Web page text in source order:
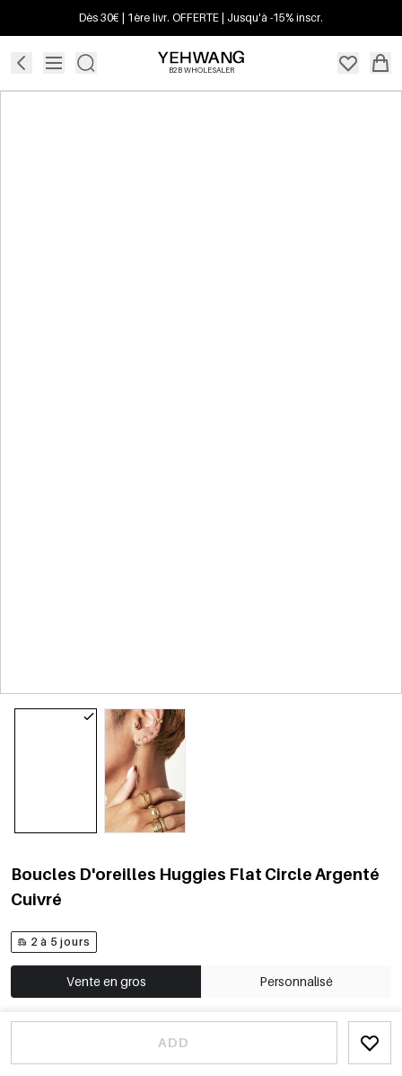
Dès 30€ | 1ère livr. OFFERTE | Jusqu'à -15% inscr.
B2B WHOLESALER
Boucles D'oreilles Huggies Flat Circle Argenté
Cuivré
2 à 5 jours
Vente en gros Personnalisé
ADD